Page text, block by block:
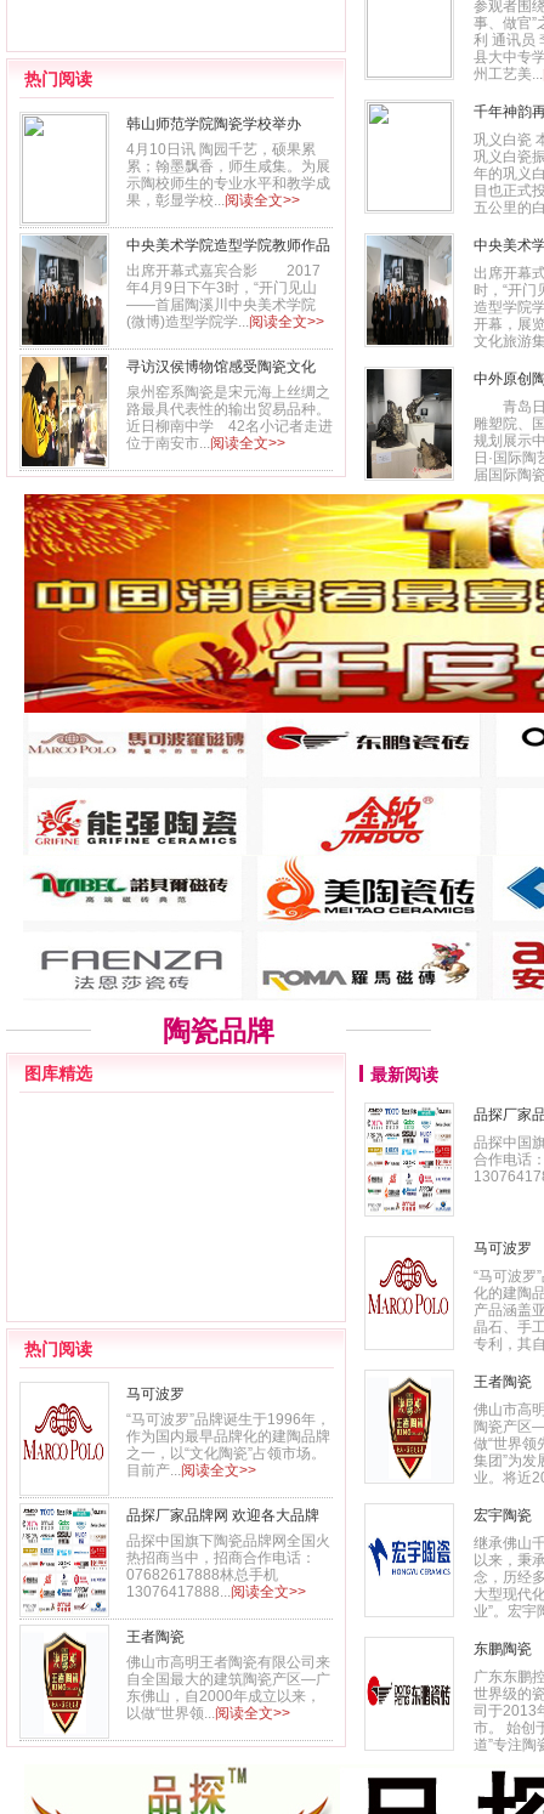
热门阅读
韩山师范学院陶瓷学校举办
2017年师生作品展
4月10日讯 陶园千艺，硕果累
累；翰墨飘香，师生咸集。为展
示陶校师生的专业水平和教学成
果，彰显学校...阅读全文>>
中央美术学院造型学院教师作品
亮相陶溪川美术馆
出席开幕式嘉宾合影 2017
年4月9日下午3时，“开门见山
——首届陶溪川中央美术学院
(微博)造型学院学...阅读全文>>
寻访汉侯博物馆感受陶瓷文化
泉州窑系陶瓷是宋元海上丝绸之
路最具代表性的输出贸易品种。
近日柳南中学 42名小记者走进
位于南安市...阅读全文>>
参观者围
事、做官”
利 通讯员
县大中专
州工艺美...
千年神韵
巩义白瓷
巩义白瓷
年的巩义
目也正式
五公里的
中央美术
出席开幕
时，“开
造型学院
开幕，展
文化旅游
中外原创
青岛日
雕塑院、
规划展示
日·国际
届国际陶
陶瓷品牌
图库精选
热门阅读
马可波罗
“马可波罗”品牌诞生于1996年，
作为国内最早品牌化的建陶品牌
之一，以“文化陶瓷”占领市场。
目前产...阅读全文>>
品探厂家品牌网 欢迎各大品牌
入驻
品探中国旗下陶瓷品牌网全国火
热招商当中，招商合作电话：
07682617888林总手机
13076417888...阅读全文>>
王者陶瓷
佛山市高明王者陶瓷有限公司来
自全国最大的建筑陶瓷产区—广
东佛山，自2000年成立以来，
以做“世界领...阅读全文>>
最新阅读
品探厂家
品探中国
合作电话
马可波罗
“马可波罗
化的建陶
产品涵盖
晶石、手
专利，其
王者陶瓷
佛山市高
陶瓷产区
做“世界领
集团”为发
业。将近
宏宇陶瓷
继承佛山
以来，秉
念，历经
大型现代
业”。宏宇
东鹏陶瓷
广东东鹏
世界级的
司于2013
市。 始创
道”专注陶